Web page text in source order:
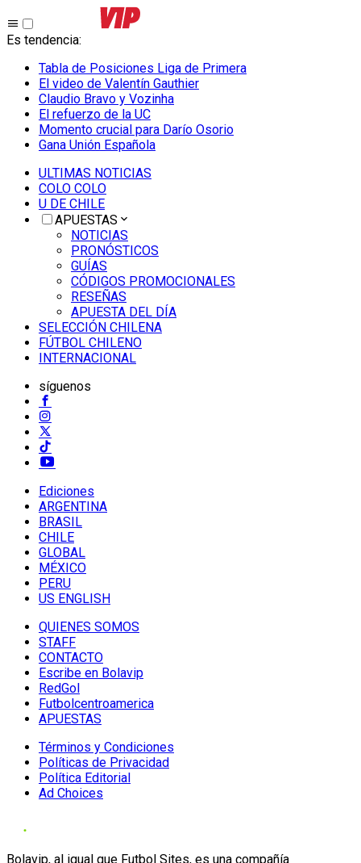
Es tendencia:
Tabla de Posiciones Liga de Primera
El video de Valentín Gauthier
Claudio Bravo y Vozinha
El refuerzo de la UC
Momento crucial para Darío Osorio
Gana Unión Española
ULTIMAS NOTICIAS
COLO COLO
U DE CHILE
APUESTAS
NOTICIAS
PRONÓSTICOS
GUÍAS
CÓDIGOS PROMOCIONALES
RESEÑAS
APUESTA DEL DÍA
SELECCIÓN CHILENA
FÚTBOL CHILENO
INTERNACIONAL
síguenos
Ediciones
ARGENTINA
BRASIL
CHILE
GLOBAL
MÉXICO
PERU
US ENGLISH
QUIENES SOMOS
STAFF
CONTACTO
Escribe en Bolavip
RedGol
Futbolcentroamerica
APUESTAS
Términos y Condiciones
Políticas de Privacidad
Política Editorial
Ad Choices
Bolavip, al igual que Futbol Sites, es una compañía